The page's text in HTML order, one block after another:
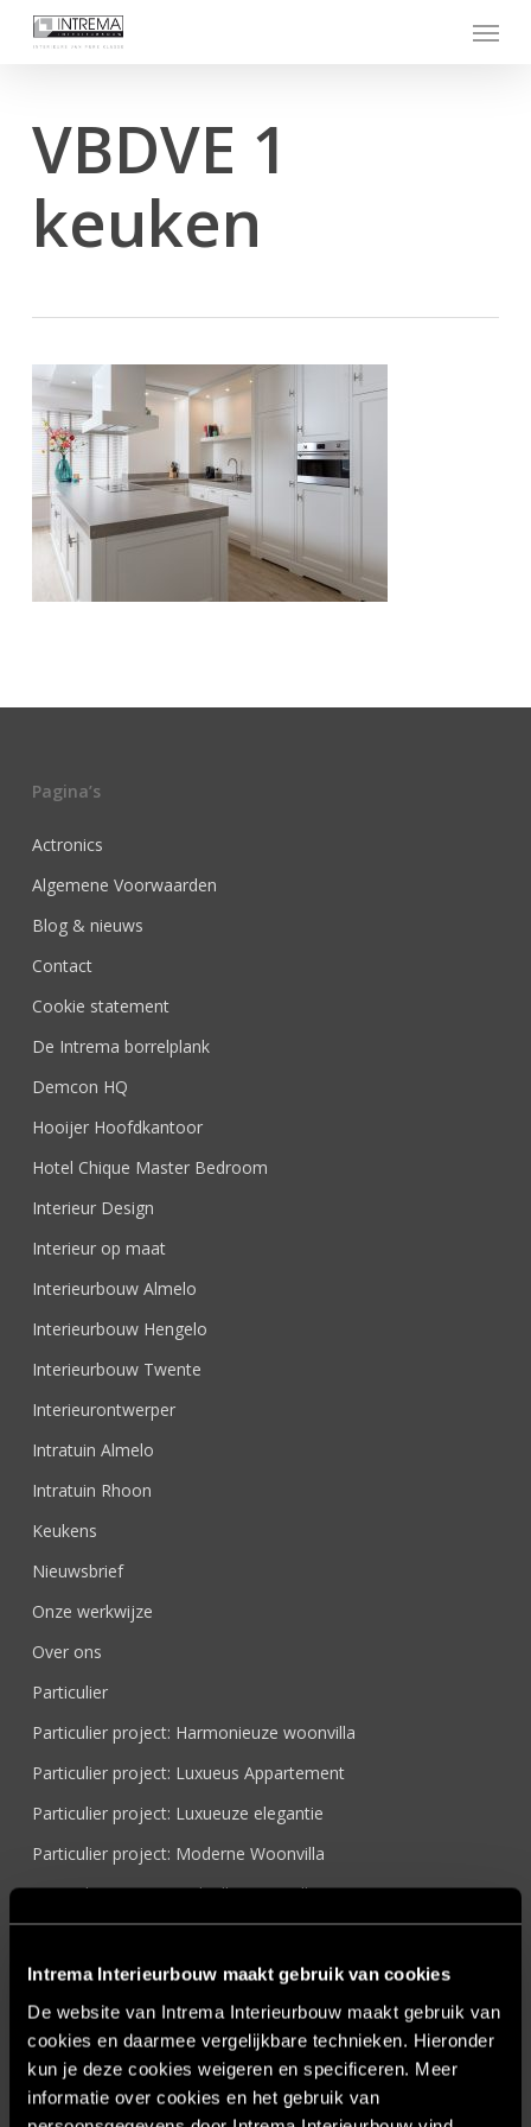
Intrema Interieurbouw maakt gebruik van cookies
De website van Intrema Interieurbouw maakt gebruik van
cookies en daarmee vergelijkbare technieken. Hieronder
kun je deze cookies weigeren en specificeren. Meer
informatie over cookies en het gebruik van
Menu
VBDVE 1
keuken
Pagina’s
Actronics
Algemene Voorwaarden
Blog & nieuws
Contact
Cookie statement
De Intrema borrelplank
Demcon HQ
Hooijer Hoofdkantoor
Hotel Chique Master Bedroom
Interieur Design
Interieur op maat
Interieurbouw Almelo
Interieurbouw Hengelo
Interieurbouw Twente
Interieurontwerper
Intratuin Almelo
Intratuin Rhoon
Keukens
Nieuwsbrief
Onze werkwijze
Over ons
Particulier
Particulier project: Harmonieuze woonvilla
Particulier project: Luxueus Appartement
Particulier project: Luxueuze elegantie
Particulier project: Moderne Woonvilla
Particulier project: Stijlvolle Woonvilla
Projecten
Referenties
Samenwerken
Sensire